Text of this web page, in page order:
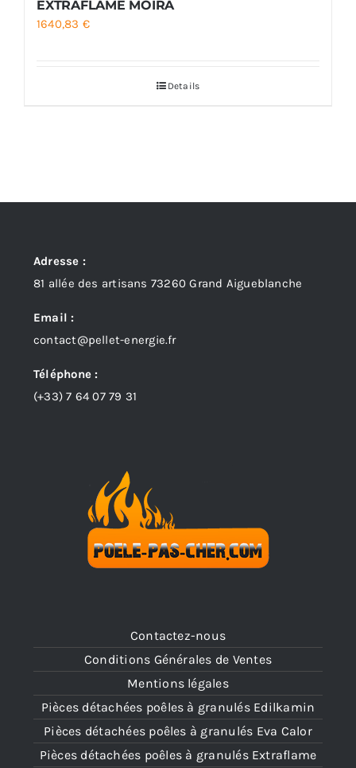
EXTRAFLAME MOIRA
1640,83 €
Details
Contactez-nous
Conditions Générales de Ventes
Mentions légales
Pièces détachées poêles à granulés Edilkamin
Pièces détachées poêles à granulés Eva Calor
Pièces détachées poêles à granulés Extraflame
Adresse :
81 allée des artisans 73260 Grand Aigueblanche
Email :
contact@pellet-energie.fr
Téléphone :
(+33)7 64 07 79 31